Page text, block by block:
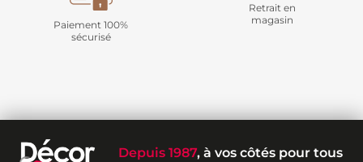
Paiement 100%
sécurisé
Retrait en
magasin
Depuis 1987, à vos côtés pour tous